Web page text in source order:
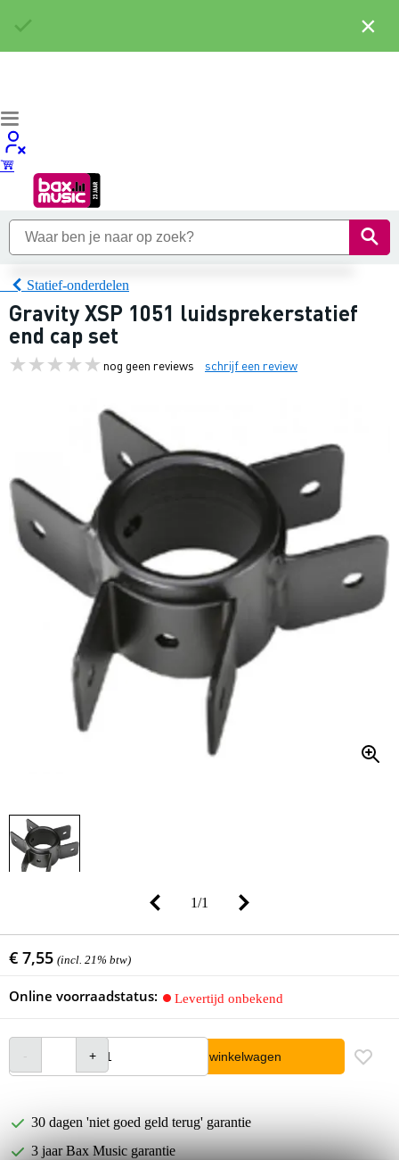
Statief-onderdelen
Gravity XSP 1051 luidsprekerstatief
end cap set
nog geen reviews schrijf een review
1/1
€ 7,55 (incl. 21% btw)
Online voorraadstatus: Levertijd onbekend
In winkelwagen
30 dagen 'niet goed geld terug' garantie
3 jaar Bax Music garantie
×